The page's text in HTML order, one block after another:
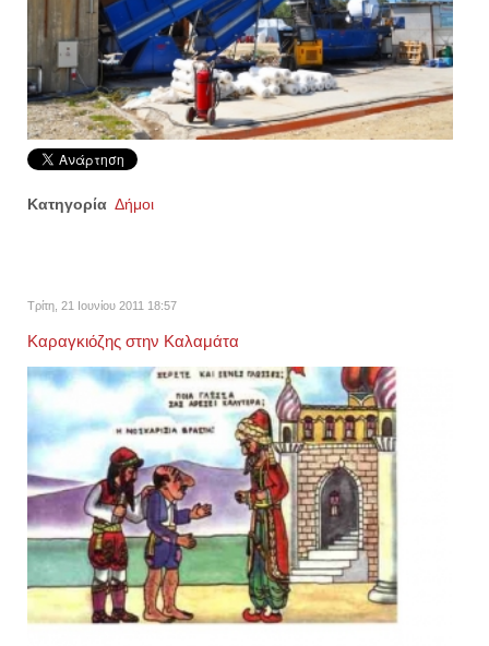
Κατηγορία Δήμοι
Τρίτη, 21 Ιουνίου 2011 18:57
Καραγκιόζης στην Καλαμάτα